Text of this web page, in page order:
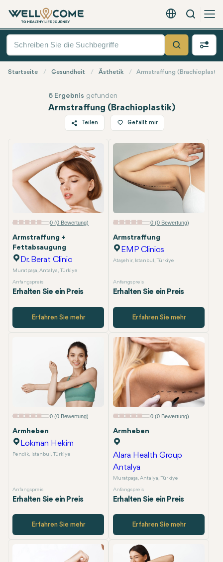
Deutsch - EUR
Suche
Quick
Suche
Startseite Gesundheit Ästhetik Armstraffung
Armstraffung (Brachioplastik)
6 Ergebnis gefunden
Teilen
Twitter
Facebook
Linkedin
WhatsApp
Telegram
Gefällt mir
0 (0 Bewertung)
Armstraffung +
Fettabsaugung
Dr. Berat Clinic
Muratpaşa, Antalya, Türkiye
Anfangspreis
Erhalten Sie ein Preis
Erfahren Sie mehr
0 (0 Bewertung)
Armstraffung
EMP Clinics
Ataşehir, Istanbul, Türkiye
Anfangspreis
Erhalten Sie ein Preis
Erfahren Sie mehr
0 (0 Bewertung)
Armheben
Lokman Hekim
Pendik, Istanbul, Türkiye
Anfangspreis
Erhalten Sie ein Preis
Erfahren Sie mehr
0 (0 Bewertung)
Armheben
Alara Health Group
Antalya
Muratpaşa, Antalya, Türkiye
Anfangspreis
Erhalten Sie ein Preis
Erfahren Sie mehr